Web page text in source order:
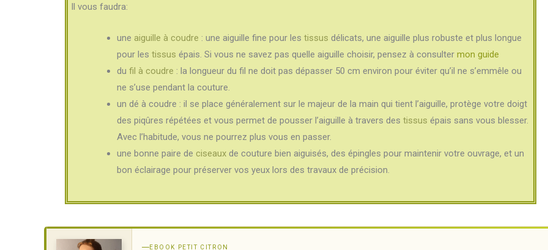
Il vous faudra:
une aiguille à coudre : une aiguille fine pour les tissus délicats, une aiguille plus robuste et plus longue
pour les tissus épais. Si vous ne savez pas quelle aiguille choisir, pensez à consulter mon guide
du fil à coudre : la longueur du fil ne doit pas dépasser 50 cm environ pour éviter qu’il ne s’emmêle ou
ne s’use pendant la couture.
un dé à coudre : il se place généralement sur le majeur de la main qui tient l’aiguille, protège votre doigt
des piqûres répétées et vous permet de pousser l’aiguille à travers des tissus épais sans vous blesser.
Avec l’habitude, vous ne pourrez plus vous en passer.
une bonne paire de ciseaux de couture bien aiguisés, des épingles pour maintenir votre ouvrage, et un
bon éclairage pour préserver vos yeux lors des travaux de précision.
EBOOK PETIT CITRON